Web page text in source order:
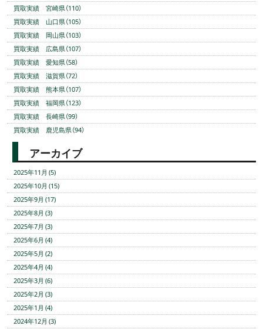
買取実績 宮崎県（110）
買取実績 山口県（105）
買取実績 岡山県（103）
買取実績 広島県（107）
買取実績 愛知県（58）
買取実績 滋賀県（72）
買取実績 熊本県（107）
買取実績 福岡県（123）
買取実績 長崎県（99）
買取実績 鹿児島県（94）
アーカイブ
2025年11月 (5)
2025年10月 (15)
2025年9月 (17)
2025年8月 (3)
2025年7月 (3)
2025年6月 (4)
2025年5月 (2)
2025年4月 (4)
2025年3月 (6)
2025年2月 (3)
2025年1月 (4)
2024年12月 (3)